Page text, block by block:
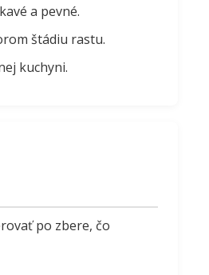
a pevné.
štádiu rastu.
kuchyni.
po zbere, čo